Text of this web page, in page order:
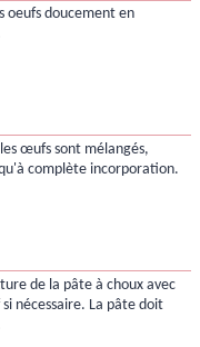
oeufs doucement en
œufs sont mélangés,
complète incorporation.
de la pâte à choux avec
nécessaire. La pâte doit